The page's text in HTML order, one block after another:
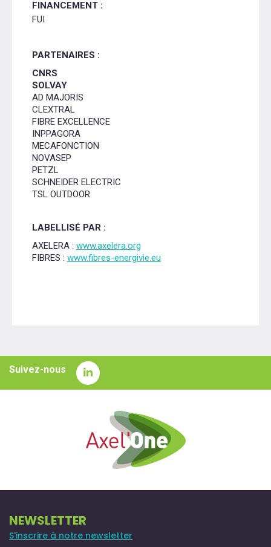
FINANCEMENT :
FUI
PARTENAIRES :
CNRS
SOLVAY
AD MAJORIS
CLEXTRAL
FIBRE EXCELLENCE
INPPAGORA
MECAFONCTION
NOVASEP
PETZL
SCHNEIDER ELECTRIC
TSL OUTDOOR
LABELLISÉ PAR :
AXELERA : www.axelera.org
FIBRES : www.fibres-energivie.eu
Suivez-nous
NEWSLETTER
S'inscrire à notre newsletter